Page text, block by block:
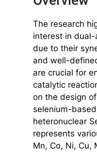
The research
interest in dual-
due to their
and well-
are crucial for
catalytic
on the design
selenium-
heteronuclear
represents
Mn, Co, Ni, Cu,